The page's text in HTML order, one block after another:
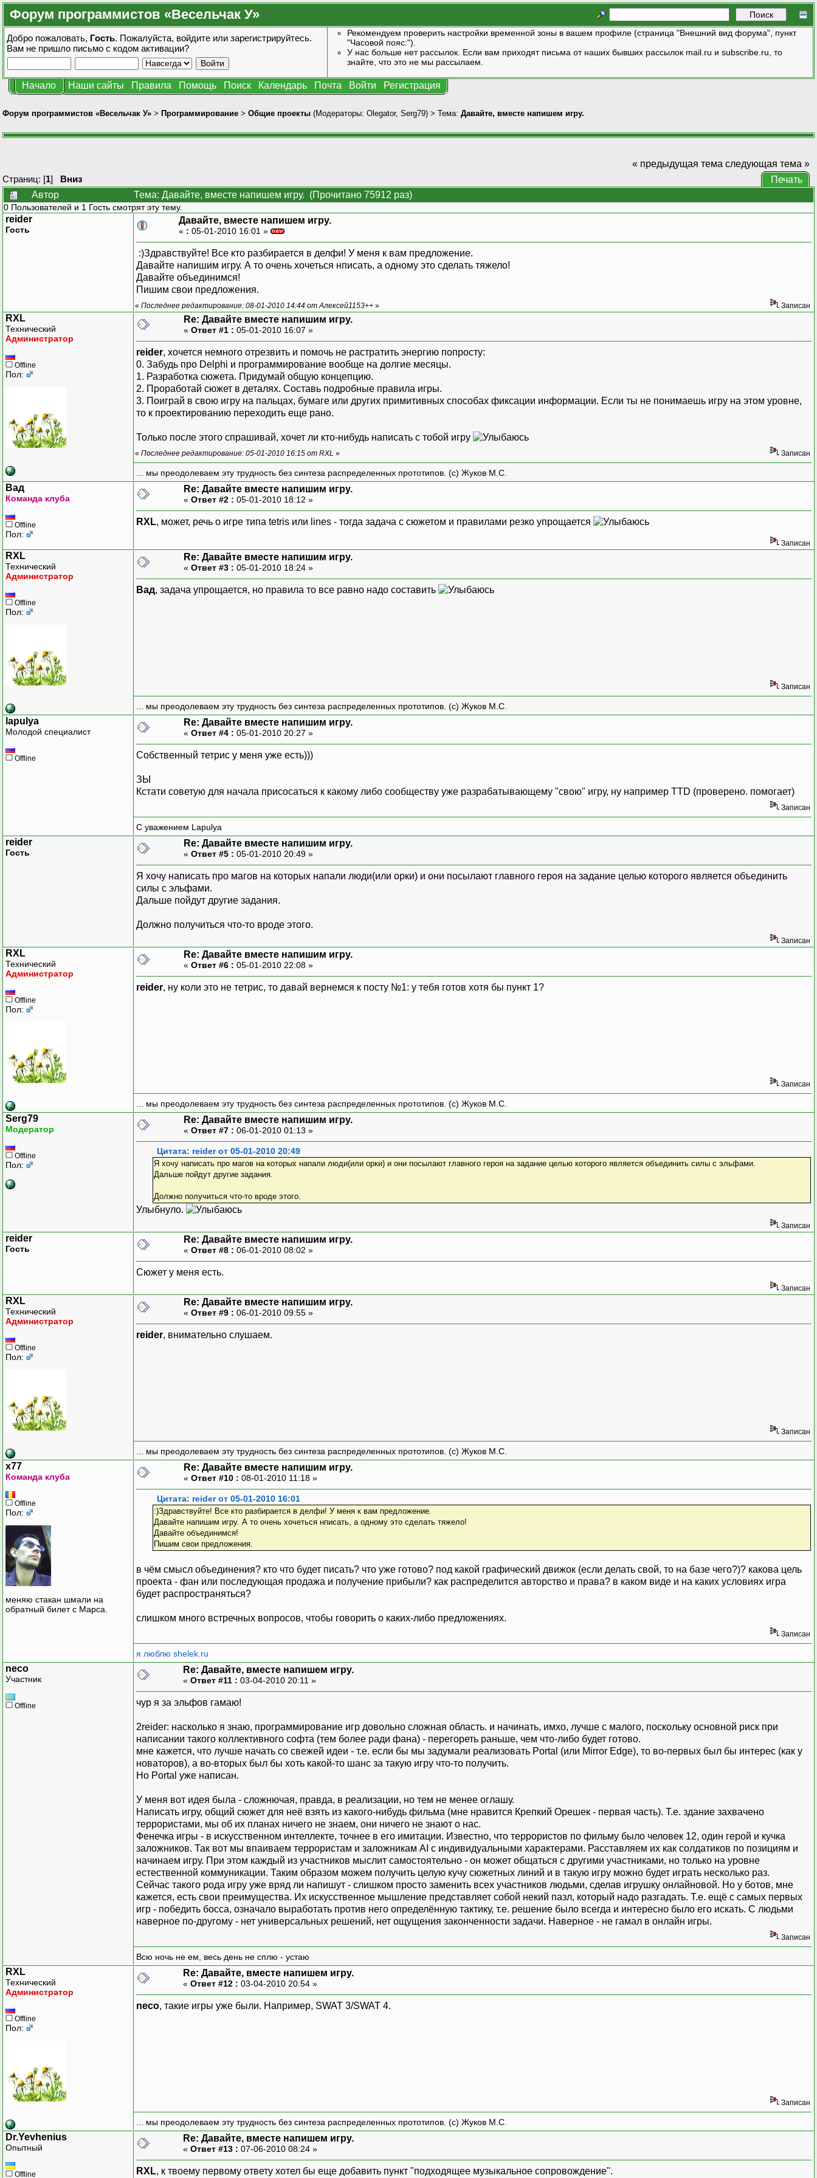
Форум программистов «Весельчак У»
Добро пожаловать, Гость. Пожалуйста, войдите или зарегистрируйтесь.
Вам не пришло письмо с кодом активации?
Рекомендуем проверить настройки временной зоны в вашем профиле (страница "Внешний вид форума", пункт
"Часовой пояс:").
У нас больше нет рассылок. Если вам приходят письма от наших бывших рассылок mail.ru и subscribe.ru, то
знайте, что это не мы рассылаем.
Начало Наши сайты Правила Помощь Поиск Календарь Почта Войти Регистрация
Форум программистов «Весельчак У» > Программирование > Общие проекты (Модераторы: Olegator, Serg79) > Тема: Давайте, вместе напишем игру.
Страниц: [1] Вниз
« предыдущая тема следующая тема »
Печать
Автор
Тема: Давайте, вместе напишем игру. (Прочитано 75912 раз)
0 Пользователей и 1 Гость смотрят эту тему.
reider
Гость
Давайте, вместе напишем игру.
« : 05-01-2010 16:01 »
:)Здравствуйте! Все кто разбирается в делфи! У меня к вам предложение.
Давайте напишим игру. А то очень хочеться нписать, а одному это сделать тяжело!
Давайте объединимся!
Пишим свои предложения.
« Последнее редактирование: 08-01-2010 14:44 от Алексей1153++ » Записан
RXL
Технический
Администратор
Offline
Пол:
Re: Давайте вместе напишим игру.
« Ответ #1 : 05-01-2010 16:07 »
reider, хочется немного отрезвить и помочь не растратить энергию попросту:
0. Забудь про Delphi и программирование вообще на долгие месяцы.
1. Разработка сюжета. Придумай общую концепцию.
2. Проработай сюжет в деталях. Составь подробные правила игры.
3. Поиграй в свою игру на пальцах, бумаге или других примитивных способах фиксации информации. Если ты не понимаешь игру на этом уровне,
то к проектированию переходить еще рано.
Только после этого спрашивай, хочет ли кто-нибудь написать с тобой игру
« Последнее редактирование: 05-01-2010 16:15 от RXL » Записан
... мы преодолеваем эту трудность без синтеза распределенных прототипов. (с) Жуков М.С.
Вад
Команда клуба
Offline
Пол:
Re: Давайте вместе напишим игру.
« Ответ #2 : 05-01-2010 18:12 »
RXL, может, речь о игре типа tetris или lines - тогда задача с сюжетом и правилами резко упрощается
Записан
RXL
Технический
Администратор
Offline
Пол:
Re: Давайте вместе напишим игру.
« Ответ #3 : 05-01-2010 18:24 »
Вад, задача упрощается, но правила то все равно надо составить
Записан
... мы преодолеваем эту трудность без синтеза распределенных прототипов. (с) Жуков М.С.
lapulya
Молодой специалист
Offline
Re: Давайте вместе напишим игру.
« Ответ #4 : 05-01-2010 20:27 »
Собственный тетрис у меня уже есть)))
ЗЫ
Кстати советую для начала присосаться к какому либо сообществу уже разрабатывающему "свою" игру, ну например TTD (проверено. помогает)
Записан
С уважением Lapulya
reider
Гость
Re: Давайте вместе напишим игру.
« Ответ #5 : 05-01-2010 20:49 »
Я хочу написать про магов на которых напали люди(или орки) и они посылают главного героя на задание целью которого является объединить
силы с эльфами.
Дальше пойдут другие задания.
Должно получиться что-то вроде этого.
Записан
RXL
Технический
Администратор
Offline
Пол:
Re: Давайте вместе напишим игру.
« Ответ #6 : 05-01-2010 22:08 »
reider, ну коли это не тетрис, то давай вернемся к посту №1: у тебя готов хотя бы пункт 1?
Записан
... мы преодолеваем эту трудность без синтеза распределенных прототипов. (с) Жуков М.С.
Serg79
Модератор
Offline
Пол:
Re: Давайте вместе напишим игру.
« Ответ #7 : 06-01-2010 01:13 »
Цитата: reider от 05-01-2010 20:49
Я хочу написать про магов на которых напали люди(или орки) и они посылают главного героя на задание целью которого является объединить силы с эльфами.
Дальше пойдут другие задания.
Должно получиться что-то вроде этого.
Улыбнуло.
Записан
reider
Гость
Re: Давайте вместе напишим игру.
« Ответ #8 : 06-01-2010 08:02 »
Сюжет у меня есть.
Записан
RXL
Технический
Администратор
Offline
Пол:
Re: Давайте вместе напишим игру.
« Ответ #9 : 06-01-2010 09:55 »
reider, внимательно слушаем.
Записан
... мы преодолеваем эту трудность без синтеза распределенных прототипов. (с) Жуков М.С.
x77
Команда клуба
Offline
Пол:
меняю стакан шмали на
обратный билет с Марса.
Re: Давайте вместе напишим игру.
« Ответ #10 : 08-01-2010 11:18 »
Цитата: reider от 05-01-2010 16:01
:)Здравствуйте! Все кто разбирается в делфи! У меня к вам предложение.
Давайте напишим игру. А то очень хочеться нписать, а одному это сделать тяжело!
Давайте объединимся!
Пишим свои предложения.
в чём смысл объединения? кто что будет писать? что уже готово? под какой графический движок (если делать свой, то на базе чего?)? какова цель
проекта - фан или последующая продажа и получение прибыли? как распределится авторство и права? в каком виде и на каких условиях игра
будет распространяться?
слишком много встречных вопросов, чтобы говорить о каких-либо предложениях.
Записан
я люблю shelek.ru
neco
Участник
Offline
Re: Давайте, вместе напишем игру.
« Ответ #11 : 03-04-2010 20:11 »
чур я за эльфов гамаю!
2reider: насколько я знаю, программирование игр довольно сложная область. и начинать, имхо, лучше с малого, поскольку основной риск при
написании такого коллективного софта (тем более ради фана) - перегореть раньше, чем что-либо будет готово.
мне кажется, что лучше начать со свежей идеи - т.е. если бы мы задумали реализовать Portal (или Mirror Edge), то во-первых был бы интерес (как у
новаторов), а во-вторых был бы хоть какой-то шанс за такую игру что-то получить.
Но Portal уже написан.
У меня вот идея была - сложнючая, правда, в реализации, но тем не менее оглашу.
Написать игру, общий сюжет для неё взять из какого-нибудь фильма (мне нравится Крепкий Орешек - первая часть). Т.е. здание захвачено
террористами, мы об их планах ничего не знаем, они ничего не знают о нас.
Фенечка игры - в искусственном интеллекте, точнее в его имитации. Известно, что террористов по фильму было человек 12, один герой и кучка
заложников. Так вот мы впаиваем террористам и заложникам AI с индивидуальными характерами. Расставляем их как солдатиков по позициям и
начинаем игру. При этом каждый из участников мыслит самостоятельно - он может общаться с другими участниками, но только на уровне
естественной коммуникации. Таким образом можем получить целую кучу сюжетных линий и в такую игру можно будет играть несколько раз.
Сейчас такого рода игру уже вряд ли напишут - слишком просто заменить всех участников людьми, сделав игрушку онлайновой. Но у ботов, мне
кажется, есть свои преимущества. Их искусственное мышление представляет собой некий пазл, который надо разгадать. Т.е. ещё с самых первых
игр - победить босса, означало выработать против него определённую тактику, т.е. решение было всегда и интересно было его искать. С людьми
наверное по-другому - нет универсальных решений, нет ощущения законченности задачи. Наверное - не гамал в онлайн игры.
Записан
Всю ночь не ем, весь день не сплю - устаю
RXL
Технический
Администратор
Offline
Пол:
Re: Давайте, вместе напишем игру.
« Ответ #12 : 03-04-2010 20:54 »
neco, такие игры уже были. Например, SWAT 3/SWAT 4.
Записан
... мы преодолеваем эту трудность без синтеза распределенных прототипов. (с) Жуков М.С.
Dr.Yevhenius
Опытный
Offline
Re: Давайте, вместе напишем игру.
« Ответ #13 : 07-06-2010 08:24 »
RXL, к твоему первому ответу хотел бы еще добавить пункт "подходящее музыкальное сопровождение".